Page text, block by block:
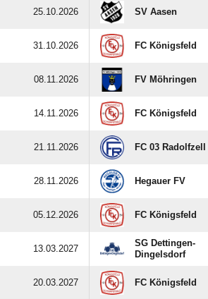
25.10.2026 SV Aasen
31.10.2026 FC Königsfeld
08.11.2026 FV Möhringen
14.11.2026 FC Königsfeld
21.11.2026 FC 03 Radolfzell
28.11.2026 Hegauer FV
05.12.2026 FC Königsfeld
13.03.2027
SG Dettingen-
Dingelsdorf
20.03.2027 FC Königsfeld